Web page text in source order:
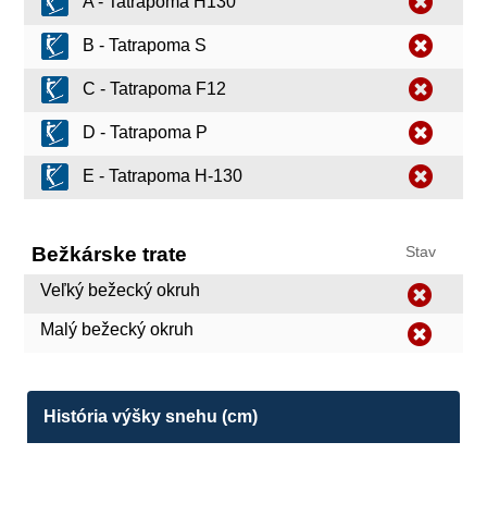
B - Tatrapoma S
C - Tatrapoma F12
D - Tatrapoma P
E - Tatrapoma H-130
Bežkárske trate Stav
Veľký bežecký okruh
Malý bežecký okruh
História výšky snehu (cm)